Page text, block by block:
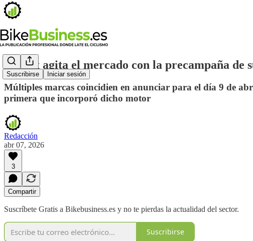
Suscribirse Iniciar sesión
Avinox agita el mercado con la precampaña de
Múltiples marcas coincidien en anunciar para el día 9 de
primera que incorporó dicho motor
Redacción
abr 07, 2026
3
Compartir
Suscríbete Gratis a Bikebusiness.es y no te pierdas la actualidad del sector.
Suscribirse